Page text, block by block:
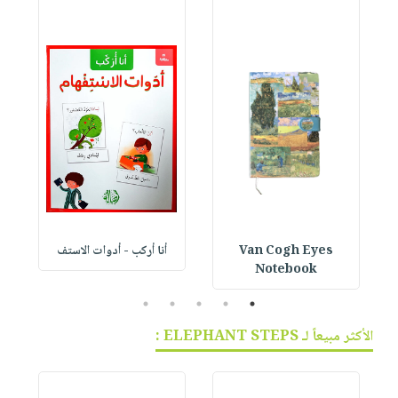
Van Cogh Eyes
Notebook
أنا أركب - أدوات الاستف
1
2
3
4
5
الأكثر مبيعاً لـ ELEPHANT STEPS :